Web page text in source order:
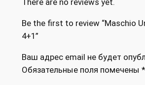
There are no reviews yet.
Be the first to review “Maschio
4+1”
Ваш адрес email не будет
Обязательные поля помечены *